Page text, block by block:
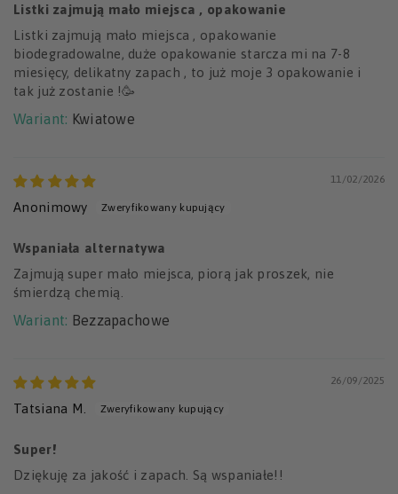
Listki zajmują mało miejsca , opakowanie
Listki zajmują mało miejsca , opakowanie
biodegradowalne, duże opakowanie starcza mi na 7-8
miesięcy, delikatny zapach , to już moje 3 opakowanie i
tak już zostanie !🥳
Kwiatowe
11/02/2026
Anonimowy
Wspaniała alternatywa
Zajmują super mało miejsca, piorą jak proszek, nie
śmierdzą chemią.
Bezzapachowe
26/09/2025
Tatsiana M.
Super!
Dziękuję za jakość i zapach. Są wspaniałe!!